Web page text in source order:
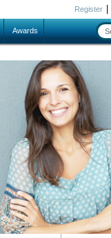
Register|
Awards